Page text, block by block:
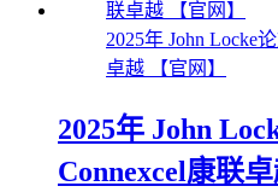
2025年 John Locke
卓越 【官网】
2025年 John
Connexcel康联卓